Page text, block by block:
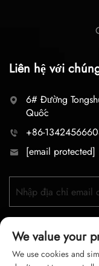
Liên hệ với
6# Đường
Quốc
+86-
[email protected]
We value your
We use cookies and